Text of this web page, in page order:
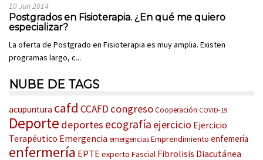
10 Jun 2014
Postgrados en Fisioterapia. ¿En qué me quiero
especializar?
La oferta de Postgrado en Fisioterapia es muy amplia. Existen
programas largo, c...
NUBE DE TAGS
acupuntura cafd CCAFDcongresoCooperación COVID-19
Deporte deportes ecografía ejercicio Ejercicio
Terapéutico EmergenciaemergenciasEmprendimiento enfemería
enfermería EPTE experto Fascial Fibrolisis Diacutánea